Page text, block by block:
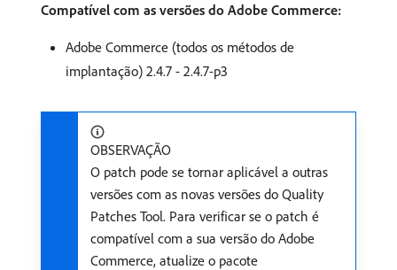
Compatível com as versões do Adobe Commerce:
Adobe Commerce (todos os métodos de
implantação) 2.4.7 - 2.4.7-p3
OBSERVAÇÃO
O patch pode se tornar aplicável a outras
versões com as novas versões do Quality
Patches Tool. Para verificar se o patch é
compatível com a sua versão do Adobe
Commerce, atualize o pacote